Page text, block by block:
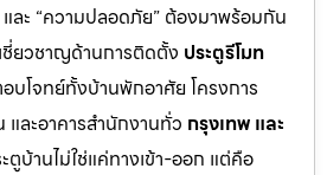
ละ “ความปลอดภัย” ต้องมาพร้อมกัน
ชี่ยวชาญด้านการติดตั้ง ประตูรีโมท
บโจทย์ทั้งบ้านพักอาศัย โครงการ
และอาคารสำนักงานทั่ว กรุงเทพ และ
ะตูบ้านไม่ใช่แค่ทางเข้า-ออก แต่คือ